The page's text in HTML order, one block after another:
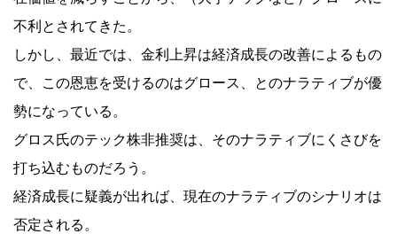
不利とされてきた。
しかし、最近では、金利上昇は経済成長の改善によるもの
で、この恩恵を受けるのはグロース、とのナラティブが優
勢になっている。
グロス氏のテック株非推奨は、そのナラティブにくさびを
打ち込むものだろう。
経済成長に疑義が出れば、現在のナラティブのシナリオは
否定される。